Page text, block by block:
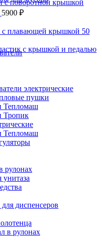
электрические
пушки
Тепломаш
Тропик
Тепломаш
рулонах
унитаза
диспенсеров
в рулонах
с поворотной крышкой
5900 ₽
с крышкой и педалью